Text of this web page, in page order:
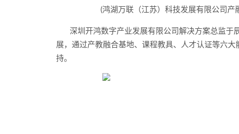
(鸿湖万联（江苏）科技发展有限公司产
深圳开鸿数字产业发展有限公司解决方案总监于
展，通过产教融合基地、课程教具、人才认证等六
持。